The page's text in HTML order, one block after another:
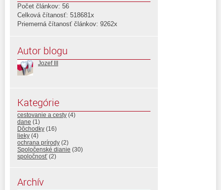
Počet článkov: 56
Celková čítanosť: 518681x
Priemerná čítanosť článkov: 9262x
Autor blogu
Jozef III
Kategórie
cestovanie a cesty (4)
dane (1)
Dôchodky (16)
lieky (4)
ochrana prírody (2)
Spoločenské dianie (30)
spoločnosť (2)
Archív